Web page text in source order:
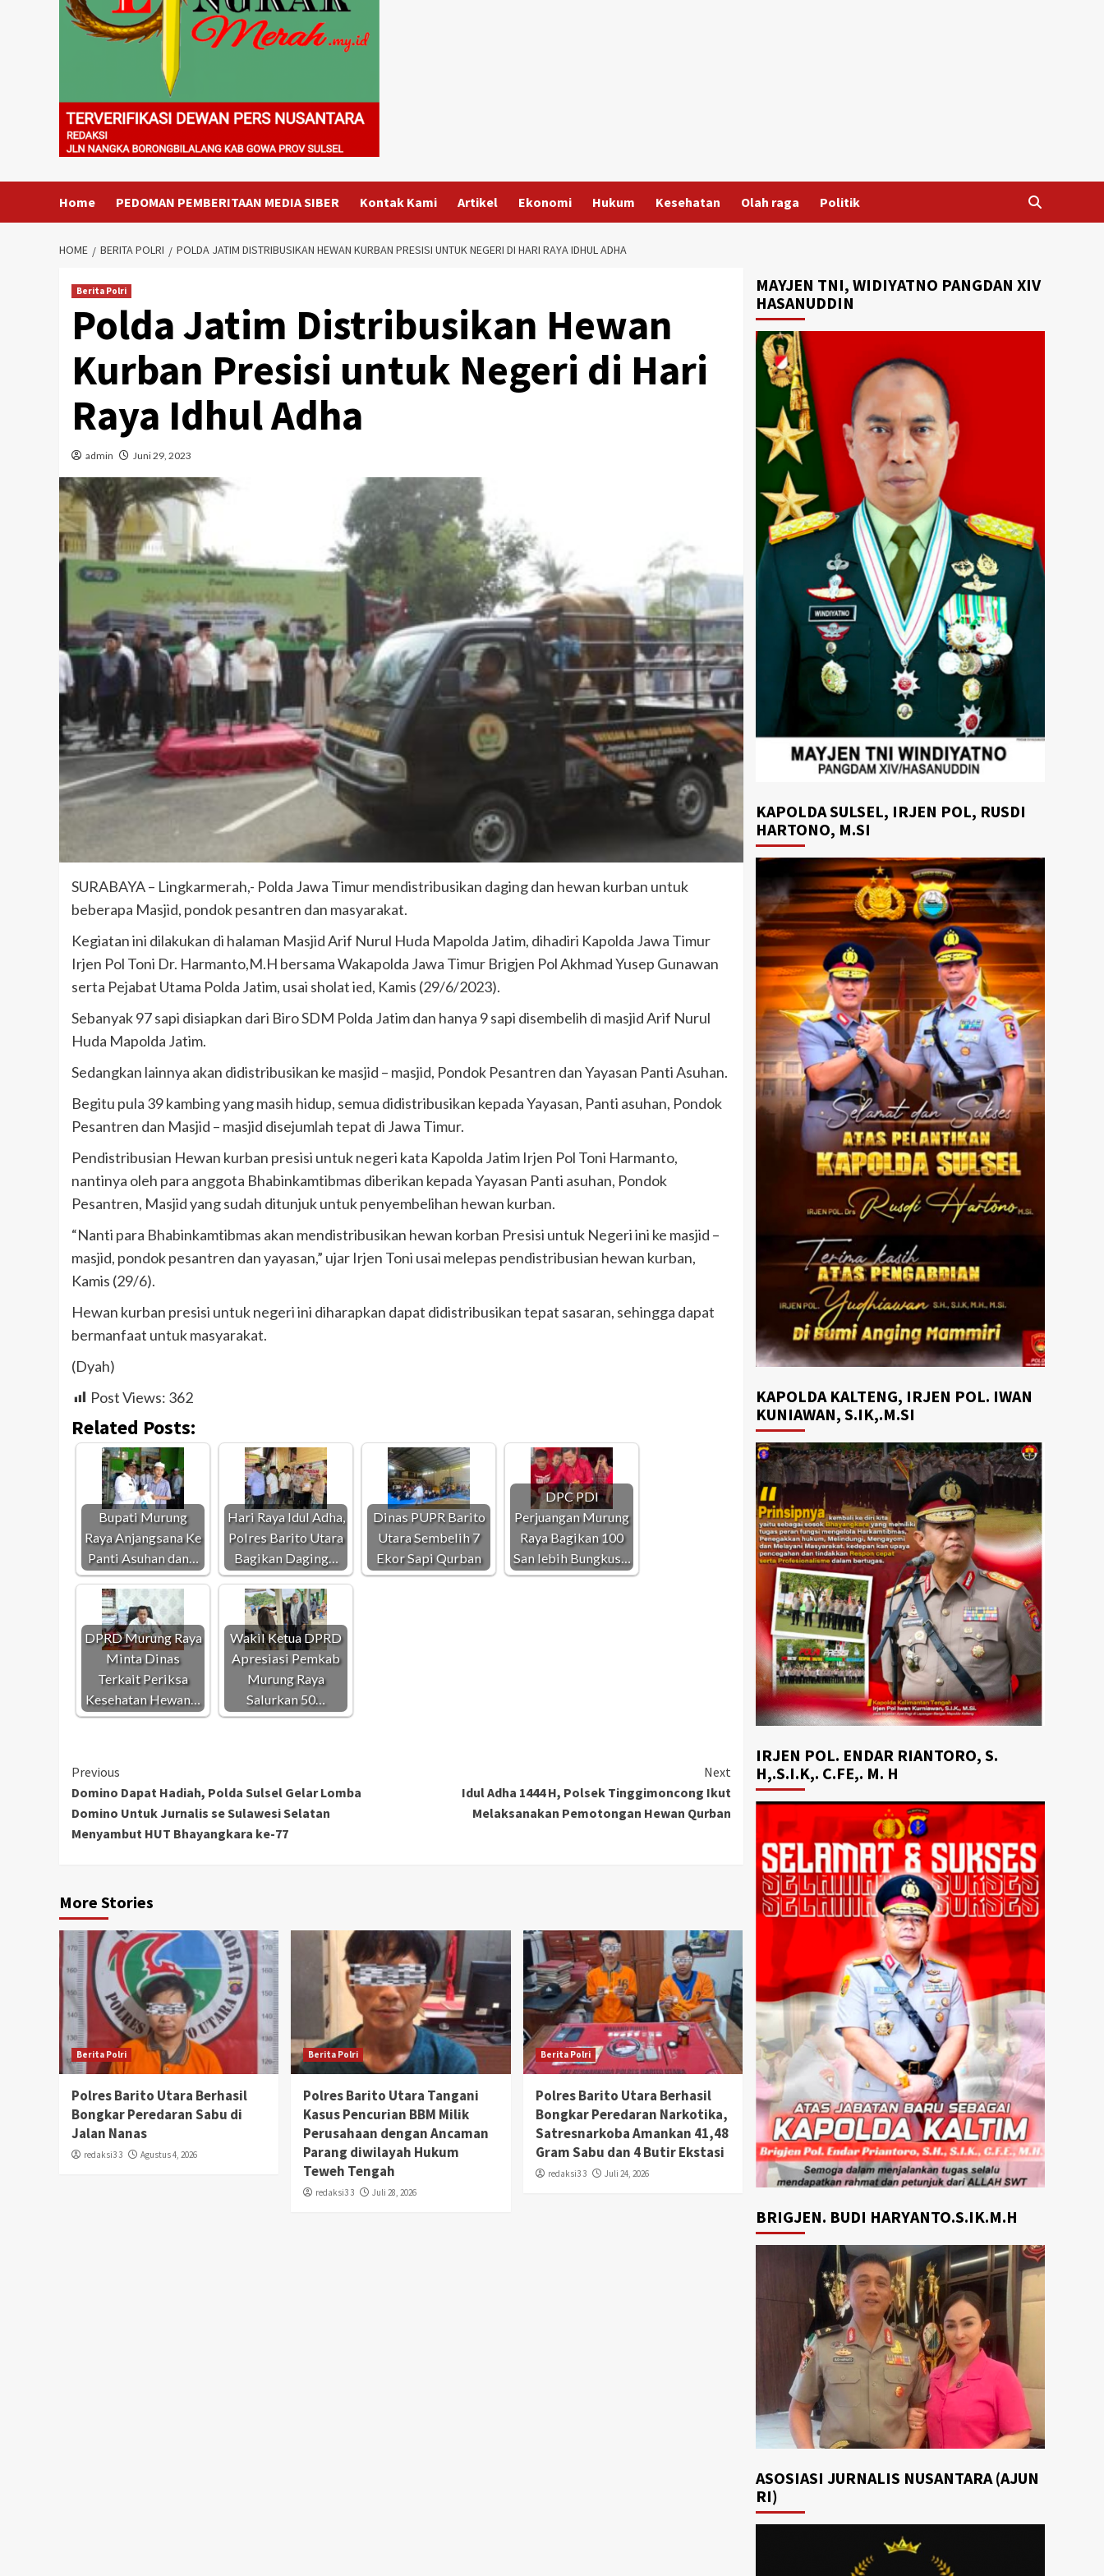
Home PEDOMAN PEMBERITAAN MEDIA SIBER Kontak Kami Artikel Ekonomi Hukum Kesehatan Olah raga Politik
HOME BERITA POLRI POLDA JATIM DISTRIBUSIKAN HEWAN KURBAN PRESISI UNTUK NEGERI DI HARI RAYA IDHUL ADHA
Berita Polri
Polda Jatim Distribusikan Hewan
Kurban Presisi untuk Negeri di Hari
Raya Idhul Adha
admin Juni 29, 2023
SURABAYA – Lingkarmerah,- Polda Jawa Timur mendistribusikan daging dan hewan kurban untuk
beberapa Masjid, pondok pesantren dan masyarakat.
Kegiatan ini dilakukan di halaman Masjid Arif Nurul Huda Mapolda Jatim, dihadiri Kapolda Jawa Timur
Irjen Pol Toni Dr. Harmanto,M.H bersama Wakapolda Jawa Timur Brigjen Pol Akhmad Yusep Gunawan
serta Pejabat Utama Polda Jatim, usai sholat ied, Kamis (29/6/2023).
Sebanyak 97 sapi disiapkan dari Biro SDM Polda Jatim dan hanya 9 sapi disembelih di masjid Arif Nurul
Huda Mapolda Jatim.
Sedangkan lainnya akan didistribusikan ke masjid – masjid, Pondok Pesantren dan Yayasan Panti Asuhan.
Begitu pula 39 kambing yang masih hidup, semua didistribusikan kepada Yayasan, Panti asuhan, Pondok
Pesantren dan Masjid – masjid disejumlah tepat di Jawa Timur.
Pendistribusian Hewan kurban presisi untuk negeri kata Kapolda Jatim Irjen Pol Toni Harmanto,
nantinya oleh para anggota Bhabinkamtibmas diberikan kepada Yayasan Panti asuhan, Pondok
Pesantren, Masjid yang sudah ditunjuk untuk penyembelihan hewan kurban.
“Nanti para Bhabinkamtibmas akan mendistribusikan hewan korban Presisi untuk Negeri ini ke masjid –
masjid, pondok pesantren dan yayasan,” ujar Irjen Toni usai melepas pendistribusian hewan kurban,
Kamis (29/6).
Hewan kurban presisi untuk negeri ini diharapkan dapat didistribusikan tepat sasaran, sehingga dapat
bermanfaat untuk masyarakat.
(Dyah)
Post Views: 362
Related Posts:
Bupati Murung
Raya Anjangsana Ke
Panti Asuhan dan…
Hari Raya Idul Adha,
Polres Barito Utara
Bagikan Daging…
Dinas PUPR Barito
Utara Sembelih 7
Ekor Sapi Qurban
DPC PDI
Perjuangan Murung
Raya Bagikan 100
San lebih Bungkus…
DPRD Murung Raya
Minta Dinas
Terkait Periksa
Kesehatan Hewan…
Wakil Ketua DPRD
Apresiasi Pemkab
Murung Raya
Salurkan 50…
Continue
Reading
Previous
Domino Dapat Hadiah, Polda Sulsel Gelar Lomba
Domino Untuk Jurnalis se Sulawesi Selatan
Menyambut HUT Bhayangkara ke-77
Next
Idul Adha 1444 H, Polsek Tinggimoncong Ikut
Melaksanakan Pemotongan Hewan Qurban
More Stories
Berita Polri
Polres Barito Utara Berhasil
Bongkar Peredaran Sabu di
Jalan Nanas
redaksi3 3 Agustus 4, 2026
Berita Polri
Polres Barito Utara Tangani
Kasus Pencurian BBM Milik
Perusahaan dengan Ancaman
Parang diwilayah Hukum
Teweh Tengah
redaksi3 3 Juli 28, 2026
Berita Polri
Polres Barito Utara Berhasil
Bongkar Peredaran Narkotika,
Satresnarkoba Amankan 41,48
Gram Sabu dan 4 Butir Ekstasi
redaksi3 3 Juli 24, 2026
MAYJEN TNI, WIDIYATNO PANGDAN XIV
HASANUDDIN
KAPOLDA SULSEL, IRJEN POL, RUSDI
HARTONO, M.SI
KAPOLDA KALTENG, IRJEN POL. IWAN
KUNIAWAN, S.IK,.M.SI
IRJEN POL. ENDAR RIANTORO, S.
H,.S.I.K,. C.FE,. M. H
BRIGJEN. BUDI HARYANTO.S.IK.M.H
ASOSIASI JURNALIS NUSANTARA (AJUN
RI)